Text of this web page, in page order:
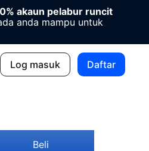
akaun pelabur runcit
anda mampu untuk
Log masuk Daftar
Beli